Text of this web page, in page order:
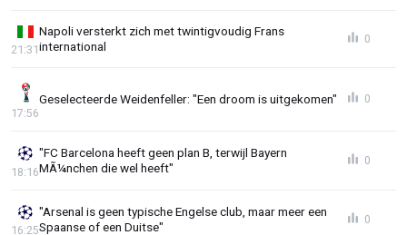
Napoli versterkt zich met twintigvoudig Frans
international
21:31
0
Geselecteerde Weidenfeller: "Een droom is uitgekomen"
17:56
0
"FC Barcelona heeft geen plan B, terwijl Bayern
MÃ¼nchen die wel heeft"
18:16
0
"Arsenal is geen typische Engelse club, maar meer een
Spaanse of een Duitse"
16:25
0